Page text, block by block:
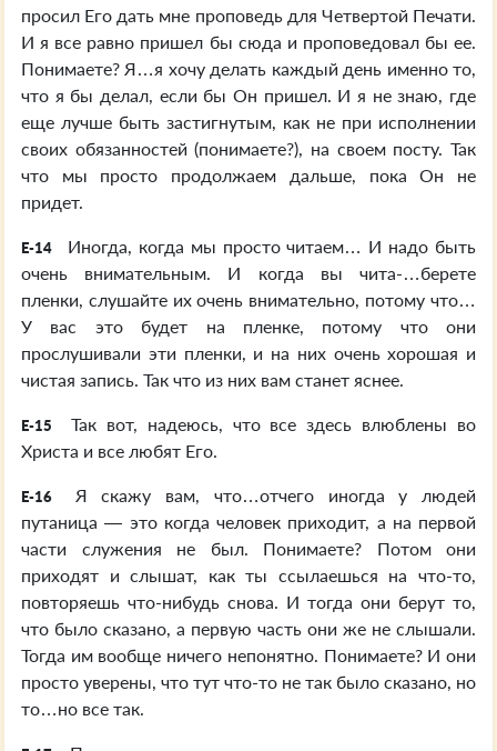
просил Его дать мне проповедь для Четвертой Печати.
И я все равно пришел бы сюда и проповедовал бы ее.
Понимаете? Я…я хочу делать каждый день именно то,
что я бы делал, если бы Он пришел. И я не знаю, где
еще лучше быть застигнутым, как не при исполнении
своих обязанностей (понимаете?), на своем посту. Так
что мы просто продолжаем дальше, пока Он не
придет.
E-14
Иногда, когда мы просто читаем… И надо быть
очень внимательным. И когда вы чита-…берете
пленки, слушайте их очень внимательно, потому что…
У вас это будет на пленке, потому что они
прослушивали эти пленки, и на них очень хорошая и
чистая запись. Так что из них вам станет яснее.
E-15
Так вот, надеюсь, что все здесь влюблены во
Христа и все любят Его.
E-16
Я скажу вам, что…отчего иногда у людей
путаница — это когда человек приходит, а на первой
части служения не был. Понимаете? Потом они
приходят и слышат, как ты ссылаешься на что-то,
повторяешь что-нибудь снова. И тогда они берут то,
что было сказано, а первую часть они же не слышали.
Тогда им вообще ничего непонятно. Понимаете? И они
просто уверены, что тут что-то не так было сказано, но
то…но все так.